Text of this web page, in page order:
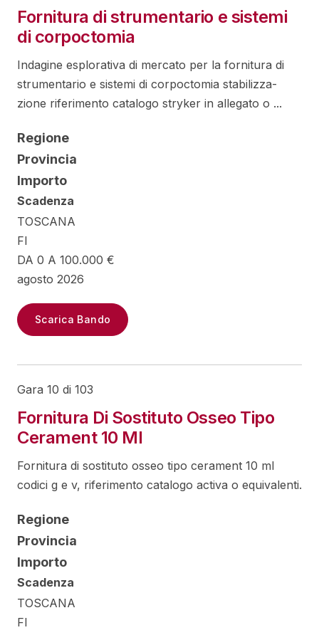
Fornitura di strumentario e sistemi
di corpoctomia
Indagine esplorativa di mercato per la fornitura di
strumentario e sistemi di corpoctomia stabilizza-
zione riferimento catalogo stryker in allegato o ...
Regione
Provincia
Importo
Scadenza
TOSCANA
FI
DA 0 A 100.000 €
agosto 2026
Scarica Bando
Gara 10 di 103
Fornitura Di Sostituto Osseo Tipo
Cerament 10 Ml
Fornitura di sostituto osseo tipo cerament 10 ml
codici g e v, riferimento catalogo activa o equivalenti.
Regione
Provincia
Importo
Scadenza
TOSCANA
FI